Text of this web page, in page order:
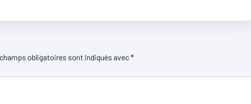
obligatoires sont indiqués avec*